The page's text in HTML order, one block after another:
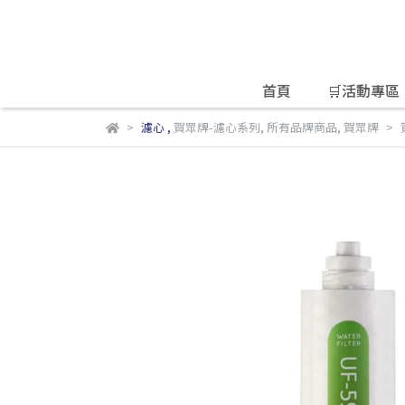
首頁 🛒活動專區
濾心, 賀眾牌-濾心系列, 所有品牌商品, 賀眾牌